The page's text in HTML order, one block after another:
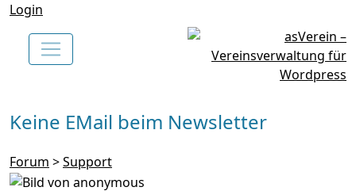
Login
Keine EMail beim Newsletter
Forum >Support